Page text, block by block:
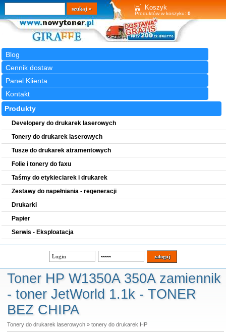
Koszyk
Produktów w koszyku: 0
Blog
Cennik dostaw
Panel Klienta
Kontakt
Wyszukiwarka
szukaj
Produkty
Developery do drukarek laserowych
Tonery do drukarek laserowych
Tusze do drukarek atramentowych
Folie i tonery do faxu
Taśmy do etykieciarek i drukarek
Zestawy do napełniania - regeneracji
Drukarki
Papier
Serwis - Eksploatacja
Toner HP W1350A 350A zamiennik
- toner JetWorld 1.1k - TONER
BEZ CHIPA
Tonery do drukarek laserowych» tonery do drukarek HP